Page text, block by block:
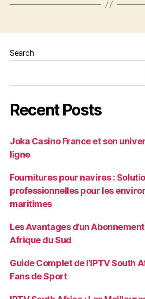
Search
Recent Posts
Joka Casino France et son
ligne
Fournitures pour navires :
professionnelles pour les
maritimes
Les Avantages d’un
Afrique du Sud
Guide Complet de l’IPTV South
Fans de Sport